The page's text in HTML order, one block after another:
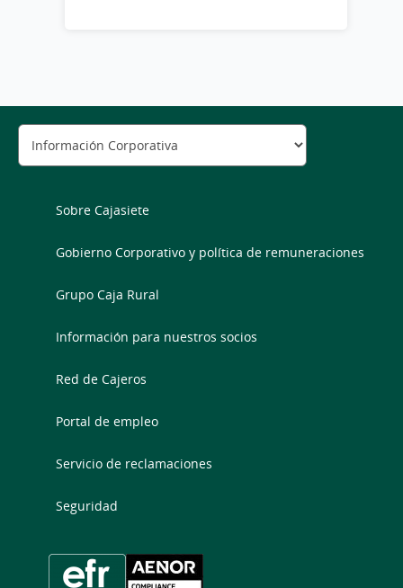
Sobre Cajasiete
Gobierno Corporativo y política de remuneraciones
Grupo Caja Rural
Información para nuestros socios
Red de Cajeros
Portal de empleo
Servicio de reclamaciones
Seguridad